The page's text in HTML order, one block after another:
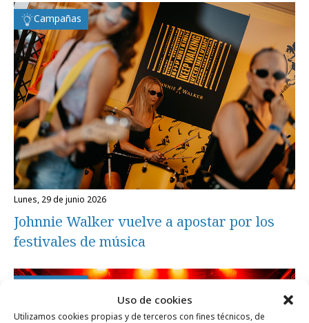
Uso de cookies
Utilizamos cookies propias y de terceros con fines técnicos, de
Campañas
lunes, 29 de junio 2026
Johnnie Walker vuelve a apostar por los
festivales de música